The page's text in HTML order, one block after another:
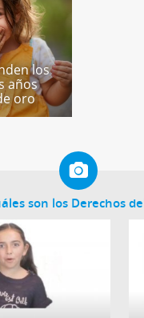
los
años
oro
son los Derechos